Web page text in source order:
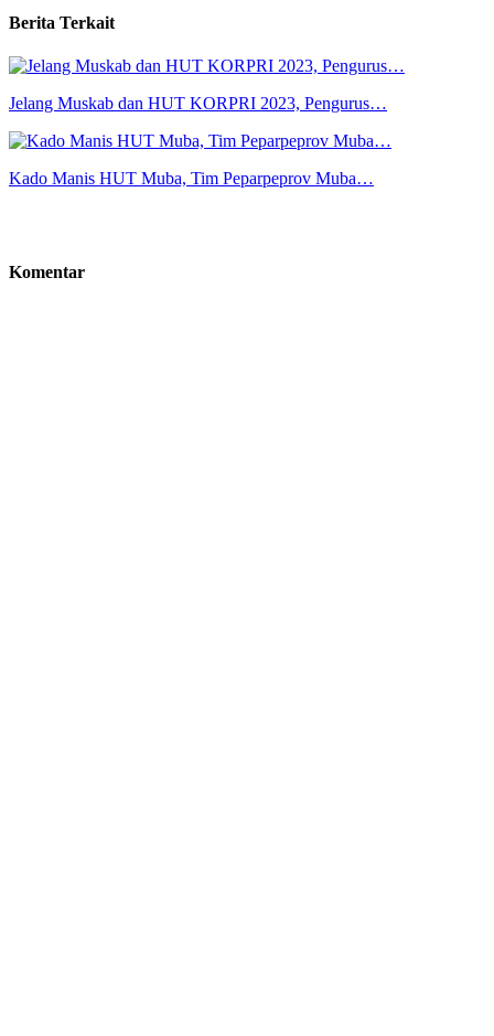
Berita Terkait
Jelang Muskab dan HUT KORPRI 2023, Pengurus…
Kado Manis HUT Muba, Tim Peparpeprov Muba…
Komentar